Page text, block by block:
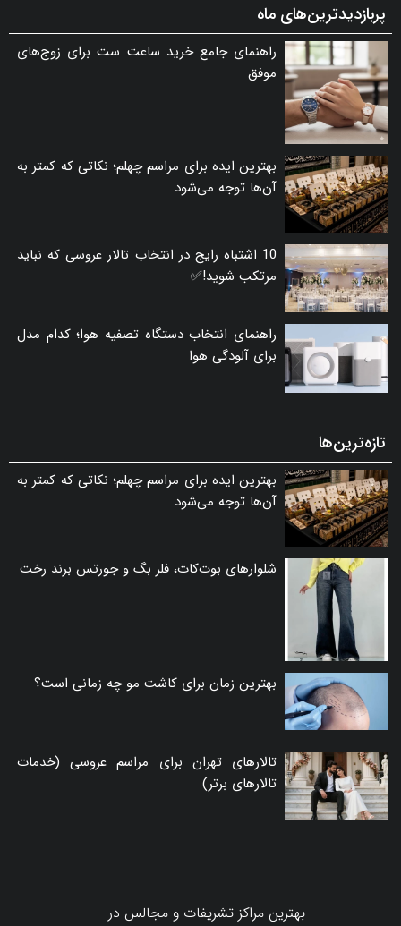
پربازدیدترین‌های ماه
راهنمای جامع خرید ساعت ست برای زوج‌های
موفق
بهترین ایده برای مراسم چهلم؛ نکاتی که کمتر به
آن‌ها توجه می‌شود
10 اشتباه رایج در انتخاب تالار عروسی که نباید
مرتکب شوید!✅
راهنمای انتخاب دستگاه تصفیه هوا؛ کدام مدل
برای آلودگی هوا
تازه‌ترین‌ها
بهترین ایده برای مراسم چهلم؛ نکاتی که کمتر به
آن‌ها توجه می‌شود
شلوارهای بوت‌کات، فلر بگ و جورتس برند رخت
بهترین زمان برای کاشت مو چه زمانی است؟
تالارهای تهران برای مراسم عروسی (خدمات
تالارهای برتر)
بهترین مراکز تشریفات و مجالس در